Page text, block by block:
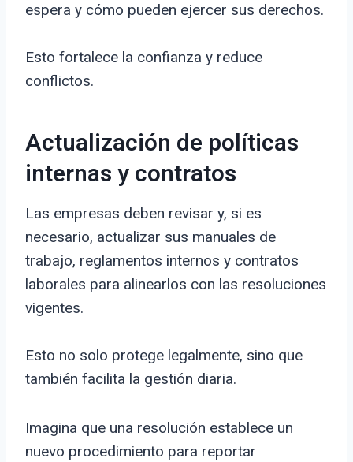
espera y cómo pueden ejercer sus derechos.
Esto fortalece la confianza y reduce
conflictos.
Actualización de políticas
internas y contratos
Las empresas deben revisar y, si es
necesario, actualizar sus manuales de
trabajo, reglamentos internos y contratos
laborales para alinearlos con las resoluciones
vigentes.
Esto no solo protege legalmente, sino que
también facilita la gestión diaria.
Imagina que una resolución establece un
nuevo procedimiento para reportar